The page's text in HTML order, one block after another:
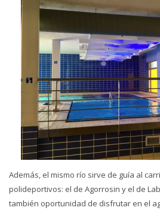
Además, el mismo río sirve de guía al
polideportivos: el de Agorrosin y el de
también oportunidad de disfrutar en el